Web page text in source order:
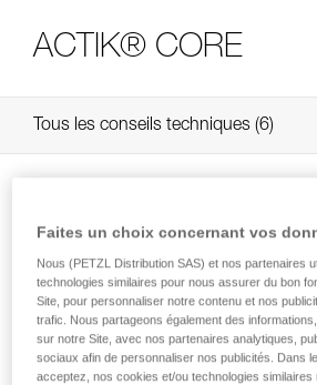
ACTIK® CORE
Tous les conseils techniques 6
Comment sont mesurées les
d’éclairage avec le protocole
FL1 ?
Faites un choix concernant vos
Nous (PETZL Distribution SAS) et nos partenaires
technologies similaires pour nous assurer du bon
Site, pour personnaliser notre contenu et nos
trafic. Nous partageons également des
sur notre Site, avec nos partenaires analytiques,
sociaux afin de personnaliser nos publicités. Dans
acceptez, nos cookies et/ou technologies